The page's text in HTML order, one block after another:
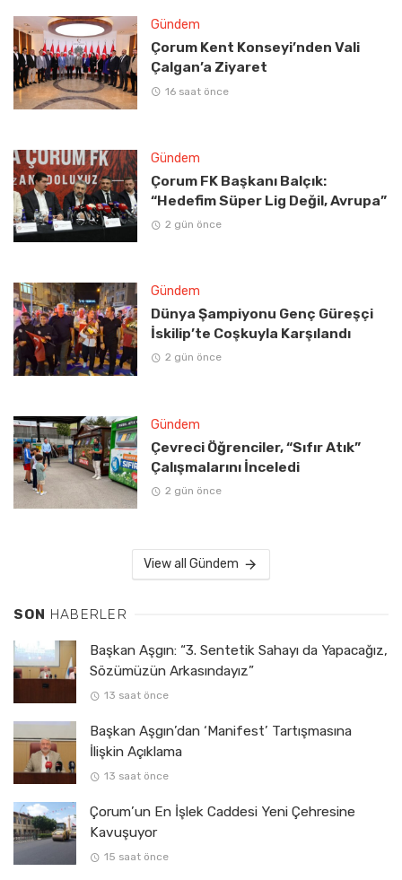
Gündem
Çorum Kent Konseyi’nden Vali
Çalgan’a Ziyaret
16 saat önce
Gündem
Çorum FK Başkanı Balçık:
“Hedefim Süper Lig Değil, Avrupa”
2 gün önce
Gündem
Dünya Şampiyonu Genç Güreşçi
İskilip’te Coşkuyla Karşılandı
2 gün önce
Gündem
Çevreci Öğrenciler, “Sıfır Atık”
Çalışmalarını İnceledi
2 gün önce
View all Gündem
SON HABERLER
Başkan Aşgın: “3. Sentetik Sahayı da Yapacağız,
Sözümüzün Arkasındayız”
13 saat önce
Başkan Aşgın’dan ‘Manifest’ Tartışmasına
İlişkin Açıklama
13 saat önce
Çorum’un En İşlek Caddesi Yeni Çehresine
Kavuşuyor
15 saat önce